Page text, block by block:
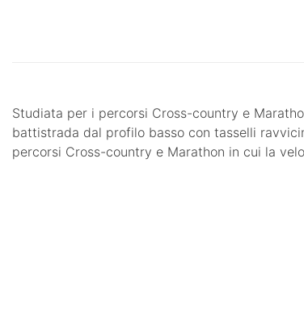
Studiata per i percorsi Cross-country e
battistrada dal profilo basso con tasselli
percorsi Cross-country e Marathon in cui la